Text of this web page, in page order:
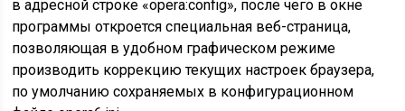
в адресной строке «opera:config», после чего в окне
программы откроется специальная веб-страница,
позволяющая в удобном графическом режиме
производить коррекцию текущих настроек браузера,
по умолчанию сохраняемых в конфигурационном